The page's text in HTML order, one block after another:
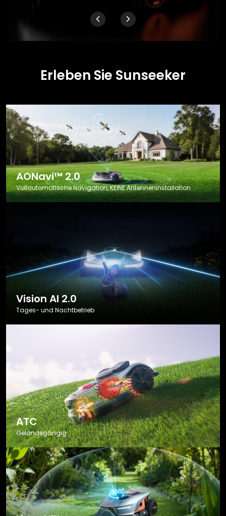
Erleben Sie Sunseeker
AONavi™ 2.0
Vollautomatische Navigation, KEINE Antenneninstallation
Vision AI 2.0
Tages- und Nachtbetrieb
ATC
Geländegängig